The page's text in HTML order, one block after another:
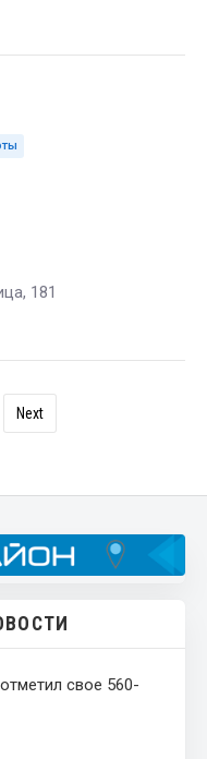
181
Next
свое 560-